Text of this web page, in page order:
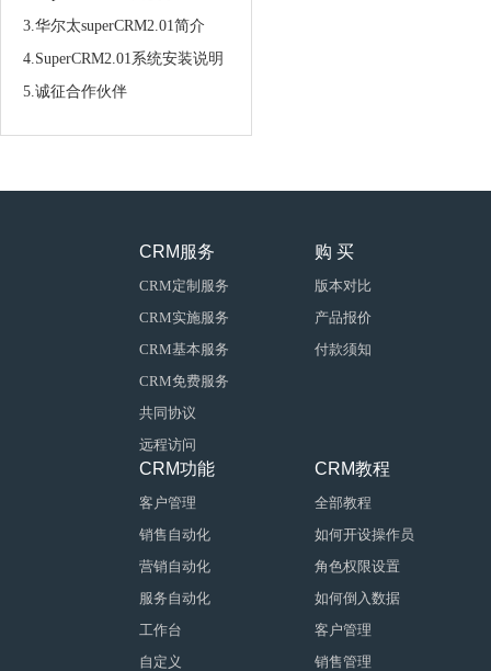
3.华尔太superCRM2.01简介
4.SuperCRM2.01系统安装说明
5.诚征合作伙伴
购 买
版本对比
产品报价
付款须知
CRM服务
CRM定制服务
CRM实施服务
CRM基本服务
CRM免费服务
共同协议
远程访问
CRM教程
全部教程
如何开设操作员
角色权限设置
如何倒入数据
客户管理
销售管理
CRM功能
客户管理
销售自动化
营销自动化
服务自动化
工作台
自定义